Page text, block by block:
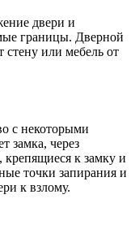
двери и
границы. Дверной
или мебель от
с некоторыми
замка, через
крепящиеся к замку и
точки запирания и
к взлому.